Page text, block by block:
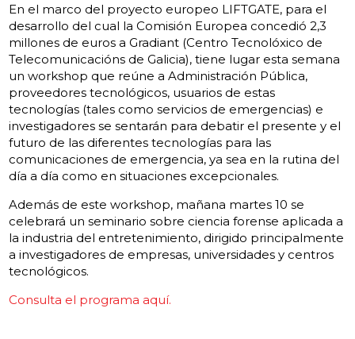
En el marco del proyecto europeo LIFTGATE, para el
desarrollo del cual la Comisión Europea concedió 2,3
millones de euros a Gradiant (Centro Tecnolóxico de
Telecomunicacións de Galicia), tiene lugar esta semana
un workshop que reúne a Administración Pública,
proveedores tecnológicos, usuarios de estas
tecnologías (tales como servicios de emergencias) e
investigadores se sentarán para debatir el presente y el
futuro de las diferentes tecnologías para las
comunicaciones de emergencia, ya sea en la rutina del
día a día como en situaciones excepcionales.
Además de este workshop, mañana martes 10 se
celebrará un seminario sobre ciencia forense aplicada a
la industria del entretenimiento, dirigido principalmente
a investigadores de empresas, universidades y centros
tecnológicos.
Consulta el programa aquí.